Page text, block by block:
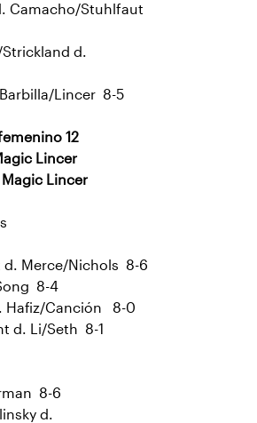
Camacho/Stuhlfaut
d.
Lincer 8-5
12
Lincer
Lincer
d. Merce/Nichols 8-6
8-4
Hafiz/Canción 8-0
d. Li/Seth 8-1
8-6
d.